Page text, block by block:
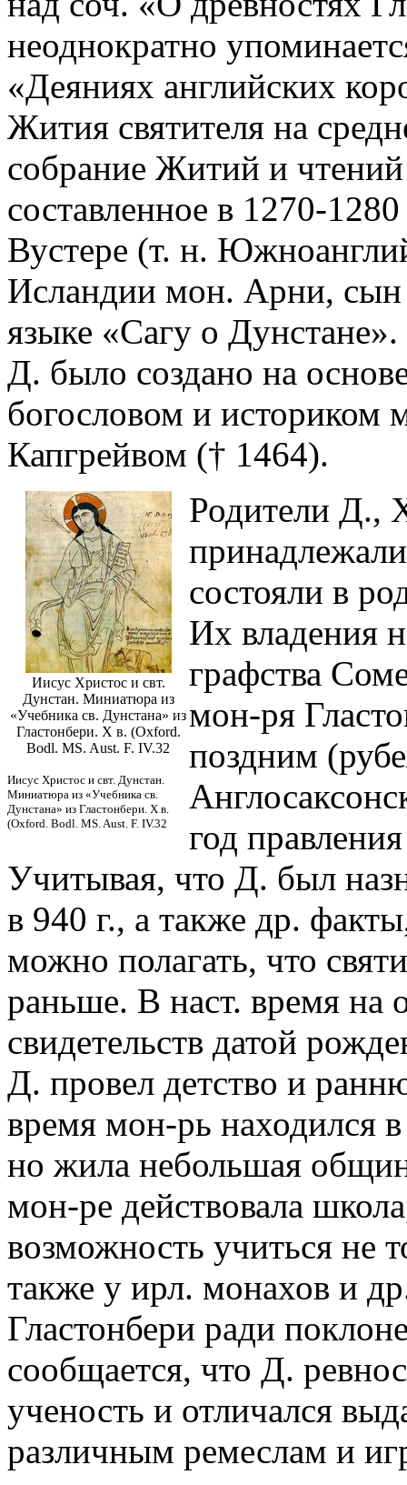
неоднократно
«Деяниях английских
Жития святителя на
собрание Житий и
составленное в 1270-
Вустере (т. н.
Исландии мон. Арни, сын
языке «Сагу о
Д. было создано на
богословом и
Капгрейвом († 1464).
Иисус Христос и свт.
Дунстан. Миниатюра из
«Учебника св. Дунстана» из
Гластонбери. X в. (Oxford.
Bodl. MS. Aust. F. IV.32
Иисус Христос и свт. Дунстан.
Миниатюра из «Учебника св.
Дунстана» из Гластонбери. X в.
(Oxford. Bodl. MS. Aust. F. IV.32
Родители Д.,
состояли в
Их владения
графства
мон-ря
поздним
год
Учитывая, что Д. был
в 940 г., а также др.
можно полагать, что
раньше. В наст. время на
свидетельств датой
Д. провел детство и
время мон-рь находился
но жила небольшая
мон-ре действовала
возможность учиться не
также у ирл. монахов и
Гластонбери ради
сообщается, что Д.
ученость и отличался
различным ремеслам и